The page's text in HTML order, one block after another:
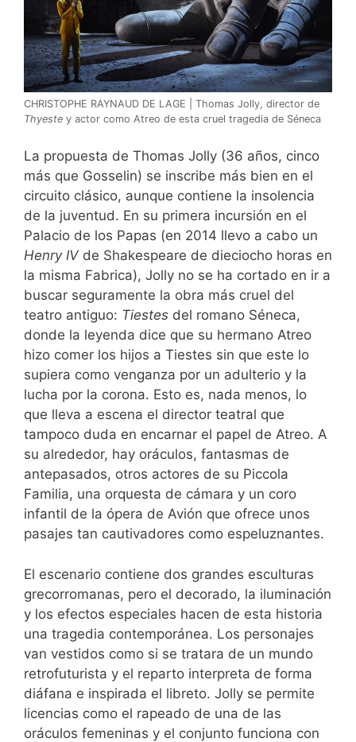
CHRISTOPHE RAYNAUD DE LAGE | Thomas Jolly, director de
Thyeste y actor como Atreo de esta cruel tragedia de Séneca
La propuesta de Thomas Jolly (36 años, cinco
más que Gosselin) se inscribe más bien en el
circuito clásico, aunque contiene la insolencia
de la juventud. En su primera incursión en el
Palacio de los Papas (en 2014 llevo a cabo un
Henry IV de Shakespeare de dieciocho horas en
la misma Fabrica), Jolly no se ha cortado en ir a
buscar seguramente la obra más cruel del
teatro antiguo: Tiestes del romano Séneca,
donde la leyenda dice que su hermano Atreo
hizo comer los hijos a Tiestes sin que este lo
supiera como venganza por un adulterio y la
lucha por la corona. Esto es, nada menos, lo
que lleva a escena el director teatral que
tampoco duda en encarnar el papel de Atreo. A
su alrededor, hay oráculos, fantasmas de
antepasados, otros actores de su Piccola
Familia, una orquesta de cámara y un coro
infantil de la ópera de Avión que ofrece unos
pasajes tan cautivadores como espeluznantes.
El escenario contiene dos grandes esculturas
grecorromanas, pero el decorado, la iluminación
y los efectos especiales hacen de esta historia
una tragedia contemporánea. Los personajes
van vestidos como si se tratara de un mundo
retrofuturista y el reparto interpreta de forma
diáfana e inspirada el libreto. Jolly se permite
licencias como el rapeado de una de las
oráculos femeninas y el conjunto funciona con